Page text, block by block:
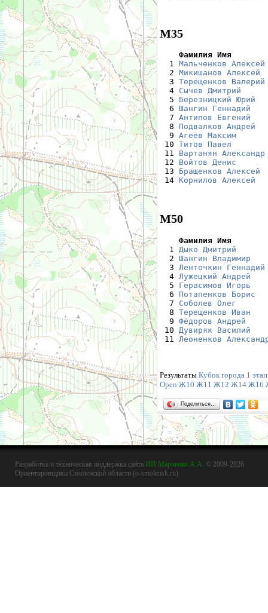
М35
Фамилия Имя
1 Мальченков Алексей
  2
Микишанов Алексей
  3
Терещенков Валерий
  4
Сычев Дмитрий
  5
Березницкий Юрий
  6
Шангин Геннадий
  7
Антипов Евгений
  8
Подвалков Андрей
  9
Агеев Максим
10 Титов Павел
11 Вартанян Александр
12 Войтов Денис
13 Бращенков Алексей
14 Корнилов Алексей
М50
Фамилия Имя
1 Дыко Дмитрий
  2
Шангин Владимир
  3
Ленточкин Геннадий
  4
Лужецкий Андрей
  5
Герасимов Игорь
  6
Потапенков Борис
  7
Соболев Олег
  8
Терещенков Иван
  9
Фёдоров Андрей
10 Дувиряк Василий
11 Леоненков
Результаты Кубок города 1 этап
Open Ж10 Ж11 Ж12 Ж14 Ж16
Поделиться…
Разработка и техническая поддержка сайта ИП Марченко А.А. © 2009-2026
Ориентировщики Смоленской области (o-smolensk.ru)